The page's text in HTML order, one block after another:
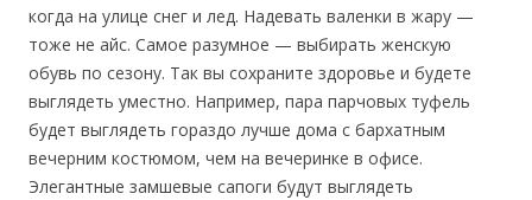
когда на улице снег и лед. Надевать валенки в жару —
тоже не айс. Самое разумное — выбирать женскую
обувь по сезону. Так вы сохраните здоровье и будете
выглядеть уместно. Например, пара парчовых туфель
будет выглядеть гораздо лучше дома с бархатным
вечерним костюмом, чем на вечеринке в офисе.
Элегантные замшевые сапоги будут выглядеть